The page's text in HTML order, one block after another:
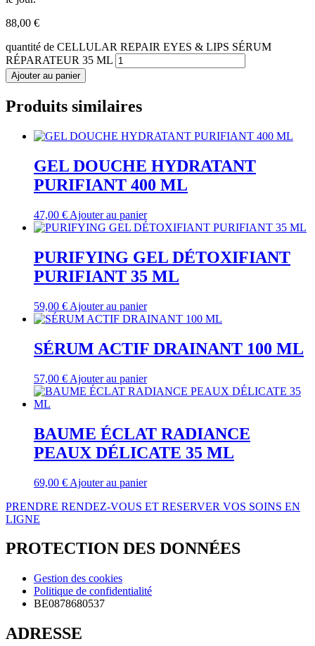
88,00 €
quantité de CELLULAR REPAIR EYES & LIPS SÉRUM
RÉPARATEUR 35 ML
Ajouter au panier
Produits similaires
GEL DOUCHE HYDRATANT
PURIFIANT 400 ML
47,00 € Ajouter au panier
PURIFYING GEL DÉTOXIFIANT
PURIFIANT 35 ML
59,00 € Ajouter au panier
SÉRUM ACTIF DRAINANT 100 ML
57,00 € Ajouter au panier
BAUME ÉCLAT RADIANCE
PEAUX DÉLICATE 35 ML
69,00 € Ajouter au panier
PRENDRE RENDEZ-VOUS ET RESERVER VOS SOINS EN
LIGNE
PROTECTION DES DONNÉES
Gestion des cookies
Politique de confidentialité
BE0878680537
ADRESSE